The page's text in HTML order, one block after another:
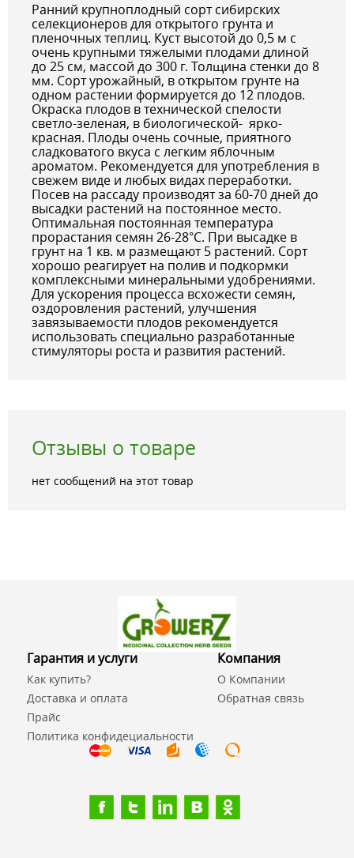
Ранний крупноплодный сорт сибирских
селекционеров для открытого грунта и
пленочных теплиц. Куст высотой до 0,5 м с
очень крупными тяжелыми плодами длиной
до 25 см, массой до 300 г. Толщина стенки до 8
мм. Сорт урожайный, в открытом грунте на
одном растении формируется до 12 плодов.
Окраска плодов в технической спелости
светло-зеленая, в биологической- ярко-
красная. Плоды очень сочные, приятного
сладковатого вкуса с легким яблочным
ароматом. Рекомендуется для употребления в
свежем виде и любых видах переработки.
Посев на рассаду производят за 60-70 дней до
высадки растений на постоянное место.
Оптимальная постоянная температура
прорастания семян 26-28°С. При высадке в
грунт на 1 кв. м размещают 5 растений. Сорт
хорошо реагирует на полив и подкормки
комплексными минеральными удобрениями.
Для ускорения процесса всхожести семян,
оздоровления растений, улучшения
завязываемости плодов рекомендуется
использовать специально разработанные
стимуляторы роста и развития растений.
Отзывы о товаре
нет сообщений на этот товар
Гарантия и услуги
Как купить?
Доставка и оплата
Прайс
Политика конфидециальности
Компания
О Компании
Обратная связь